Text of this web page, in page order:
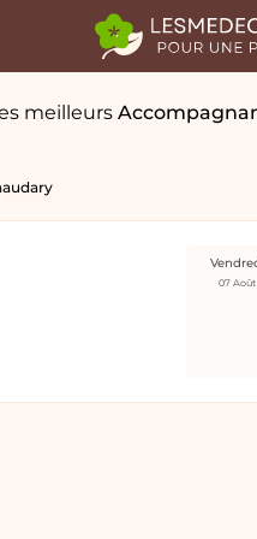
meilleurs
07 Août